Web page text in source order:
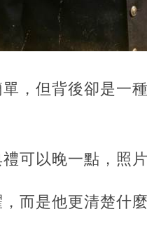
單，但背後卻是
可以晚一點，照
而是他更清楚什